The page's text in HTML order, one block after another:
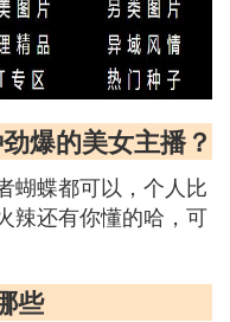
爆的美女主播？
蝴蝶都可以，个人比
辣还有你懂的哈，可
些